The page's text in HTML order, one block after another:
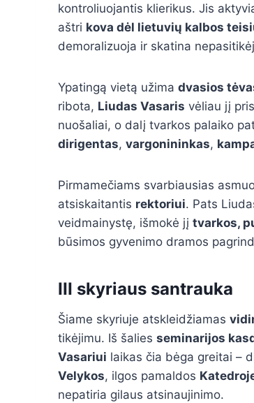
kontroliuojantis klierikus. Jis
aštri kova dėl lietuvių kalbos
demoralizuoja ir skatina
Ypatingą vietą užima dvasios
ribota, Liudas Vasaris vėliau jį
nuošaliai, o dalį tvarkos palaiko
dirigentas, vargonininkas,
Pirmamečiams svarbiausias
atsiskaitantis rektoriui. Pats
veidmainystę, išmokė jį tvarkos,
būsimos gyvenimo dramos
III skyriaus santrauka
Šiame skyriuje atskleidžiamas
tikėjimu. Iš šalies seminarijos
Vasariui laikas čia bėga greitai –
Velykos, ilgos pamaldos
nepatiria gilaus atsinaujinimo.